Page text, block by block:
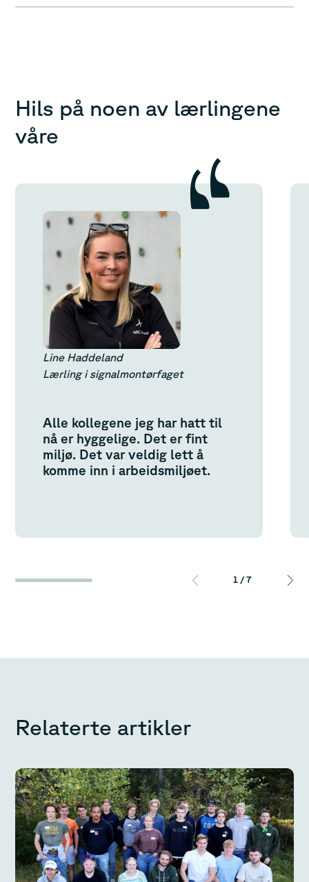
Hils på noen av lærlingene
våre
Line Haddeland
Lærling i signalmontørfaget
Alle kollegene jeg har hatt til
nå er hyggelige. Det er fint
miljø. Det var veldig lett å
komme inn i arbeidsmiljøet.
1 /7
Relaterte artikler